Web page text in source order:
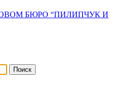
БЮРО “ПИЛИПЧУК И